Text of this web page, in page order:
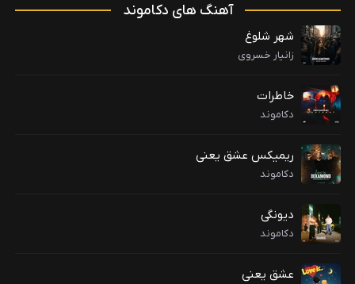
آهنگ های دکاموند
شهر شلوغ
زانیار خسروی
خاطرات
دکاموند
ریمیکس عشق یعنی
دکاموند
دیونگی
دکاموند
عشق یعنی